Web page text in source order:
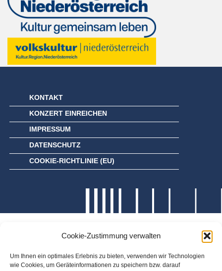
Cookie-Zustimmung verwalten
Um Ihnen ein optimales Erlebnis zu bieten, verwenden wir Technologien
wie Cookies, um Geräteinformationen zu speichern bzw. darauf
KONTAKT
KONZERT EINREICHEN
IMPRESSUM
DATENSCHUTZ
COOKIE-RICHTLINIE (EU)